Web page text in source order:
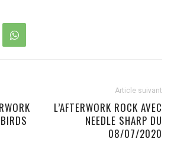
Article suivant
L’AFTERWORK ROCK AVEC
NEEDLE SHARP DU
08/07/2020